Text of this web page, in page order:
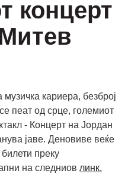
концерт
кариера, безброј
пеат од срце, големиот
- Концерт на Јордан
јаве. Деновиве веќе
преку
на следниов линк.